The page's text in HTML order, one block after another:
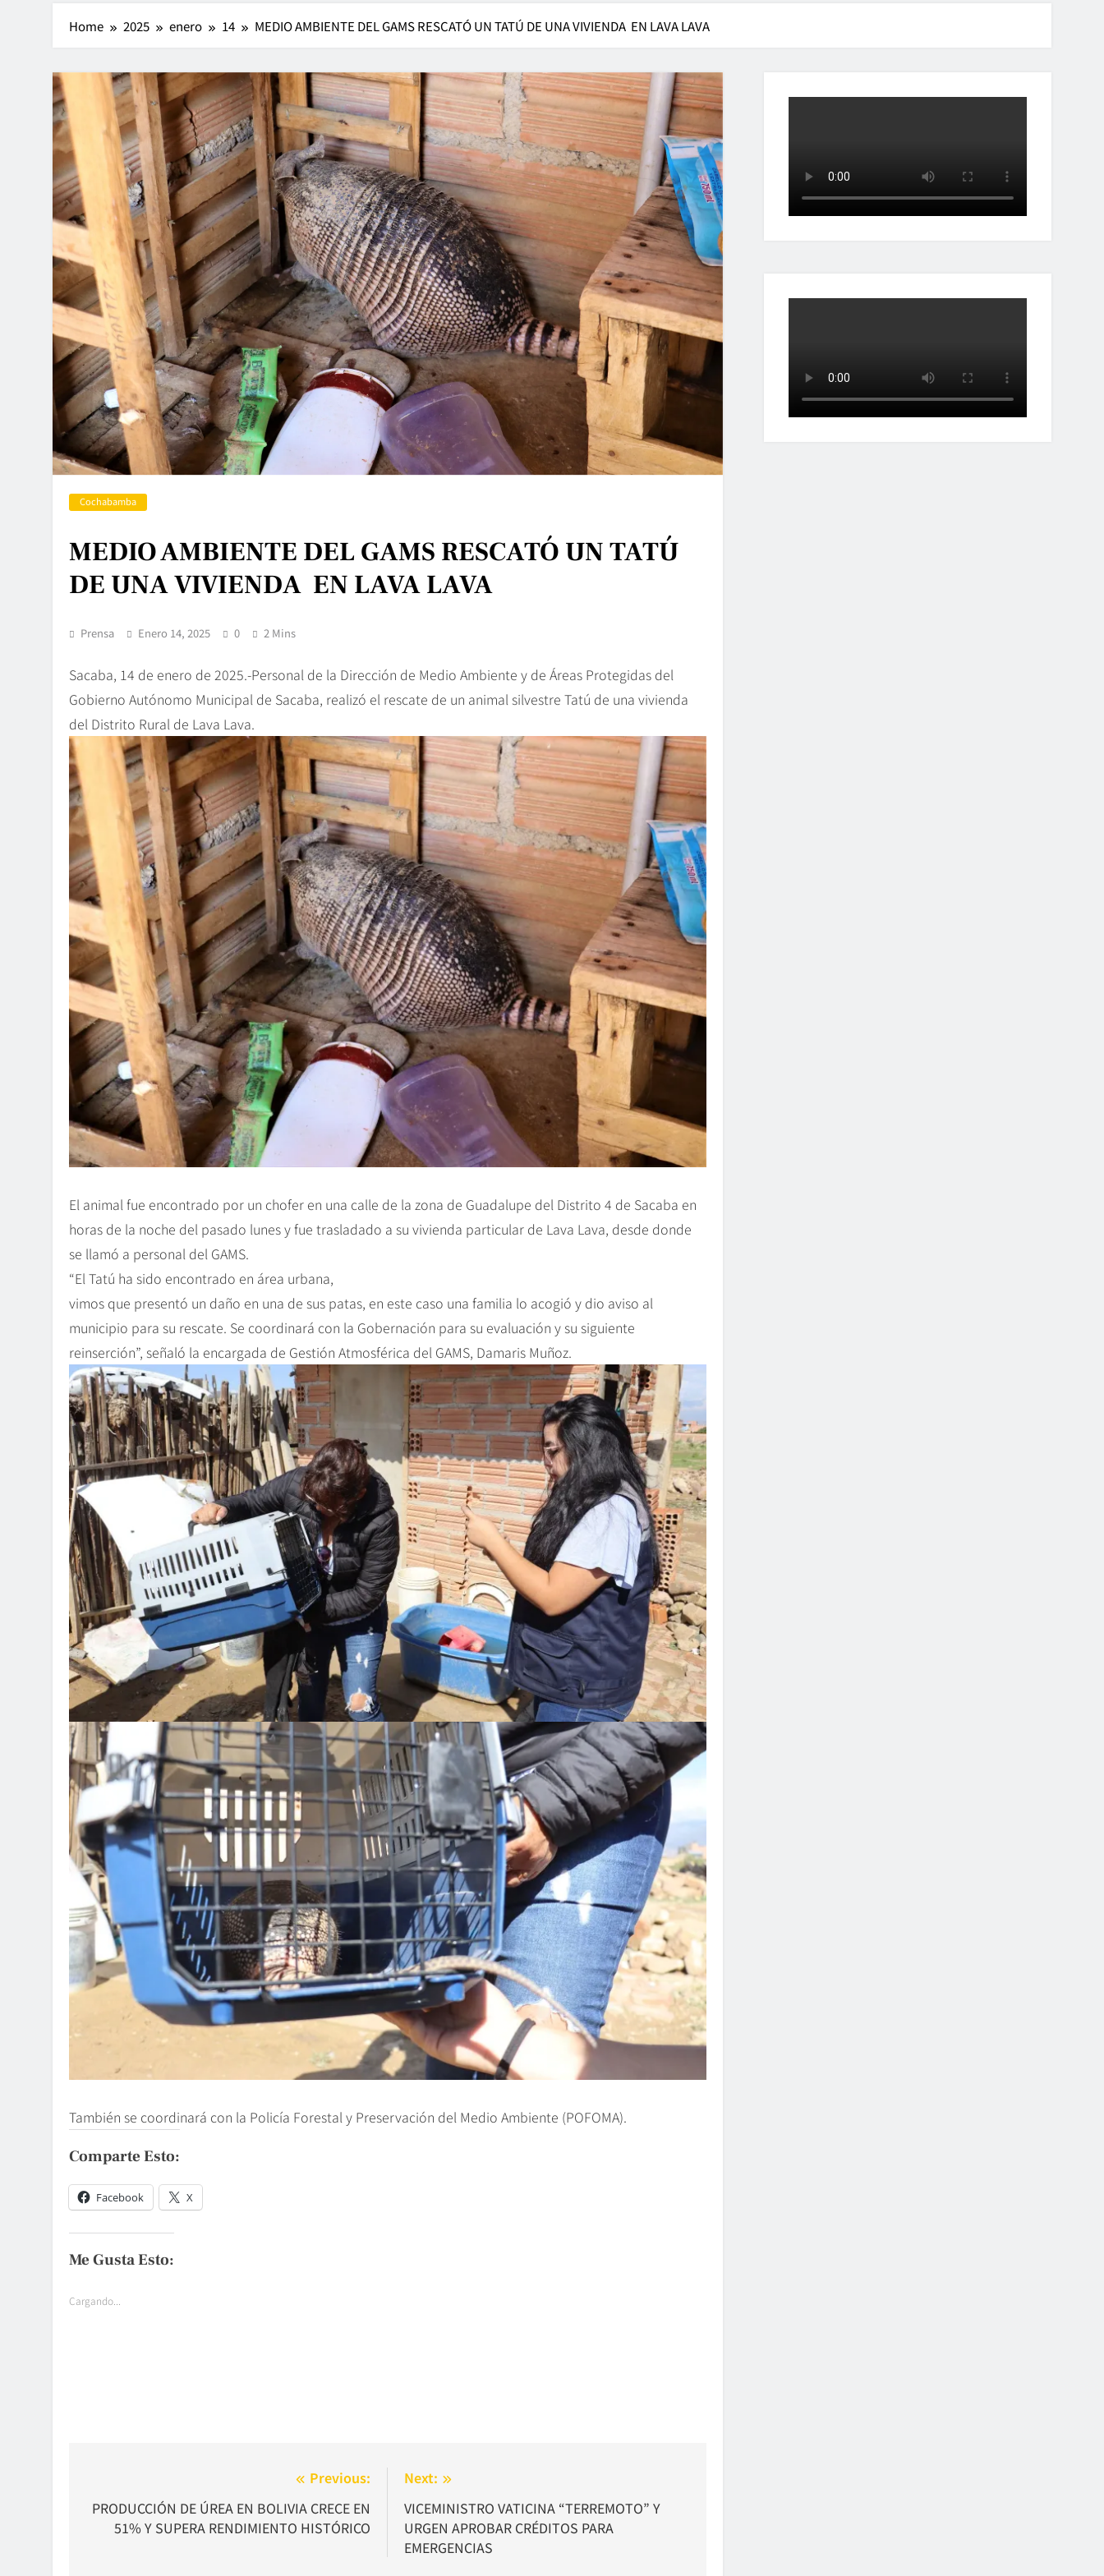
Home 2025 enero 14 MEDIO AMBIENTE DEL GAMS RESCATÓ UN TATÚ DE UNA VIVIENDA EN LAVA LAVA
Cochabamba
MEDIO AMBIENTE DEL GAMS RESCATÓ UN TATÚ
DE UNA VIVIENDA EN LAVA LAVA
Prensa Enero 14, 2025 0 2 Mins
Sacaba, 14 de enero de 2025.-Personal de la Dirección de Medio Ambiente y de Áreas Protegidas del
Gobierno Autónomo Municipal de Sacaba, realizó el rescate de un animal silvestre Tatú de una vivienda
del Distrito Rural de Lava Lava.
El animal fue encontrado por un chofer en una calle de la zona de Guadalupe del Distrito 4 de Sacaba en
horas de la noche del pasado lunes y fue trasladado a su vivienda particular de Lava Lava, desde donde
se llamó a personal del GAMS.
“El Tatú ha sido encontrado en área urbana,
vimos que presentó un daño en una de sus patas, en este caso una familia lo acogió y dio aviso al
municipio para su rescate. Se coordinará con la Gobernación para su evaluación y su siguiente
reinserción”, señaló la encargada de Gestión Atmosférica del GAMS, Damaris Muñoz.
También se coordinará con la Policía Forestal y Preservación del Medio Ambiente (POFOMA).
Comparte Esto:
Facebook X
Me Gusta Esto:
Cargando...
de
entradas
Previous:
PRODUCCIÓN DE ÚREA EN BOLIVIA CRECE EN
51% Y SUPERA RENDIMIENTO HISTÓRICO
Next:
VICEMINISTRO VATICINA “TERREMOTO” Y
URGEN APROBAR CRÉDITOS PARA
EMERGENCIAS